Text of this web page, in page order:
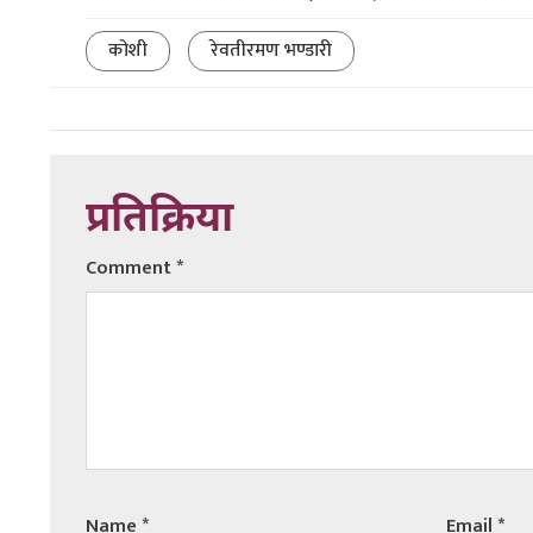
कोशी
रेवतीरमण भण्डारी
प्रतिक्रिया
Comment*